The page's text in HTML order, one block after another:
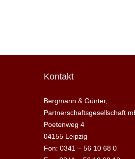
Kontakt
Bergmann & Günter,
Partnerschaftsgesellschaft
Poetenweg 4
04155 Leipzig
Fon: 0341 – 56 10 68 0